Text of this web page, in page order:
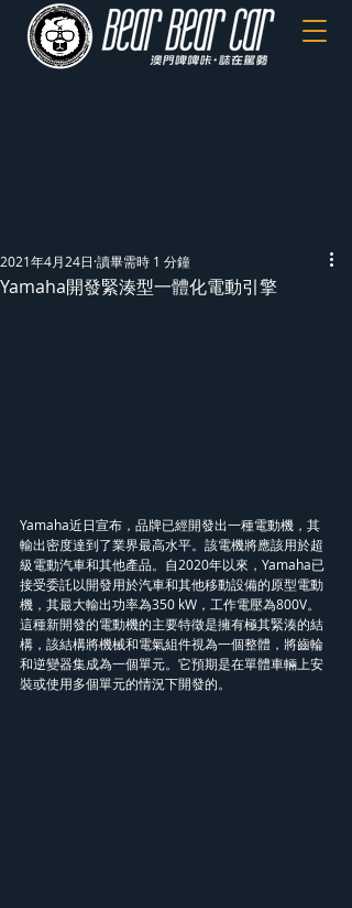
Yamaha開發緊湊型一體化電動引擎
2021年4月24日 讀畢需時 1 分鐘
Yamaha近日宣布，品牌已經開發出一種電動機，其
輸出密度達到了業界最高水平。該電機將應該用於超
級電動汽車和其他產品。自2020年以來，Yamaha已
接受委託以開發用於汽車和其他移動設備的原型電動
機，其最大輸出功率為350 kW，工作電壓為800V。
這種新開發的電動機的主要特徵是擁有極其緊湊的結
構，該結構將機械和電氣組件視為一個整體，將齒輪
和逆變器集成為一個單元。它預期是在單體車輛上安
裝或使用多個單元的情況下開發的。